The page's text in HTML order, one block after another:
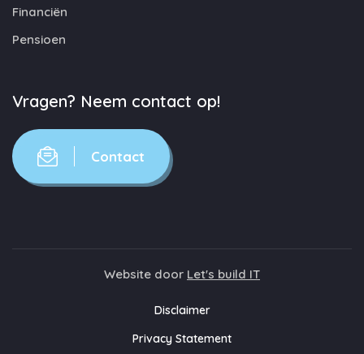
Financiën
Pensioen
Vragen? Neem contact op!
Contact
Website door Let's build IT
Disclaimer
Privacy Statement